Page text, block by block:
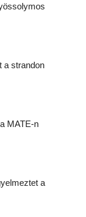
a strandon
MATE-n
a